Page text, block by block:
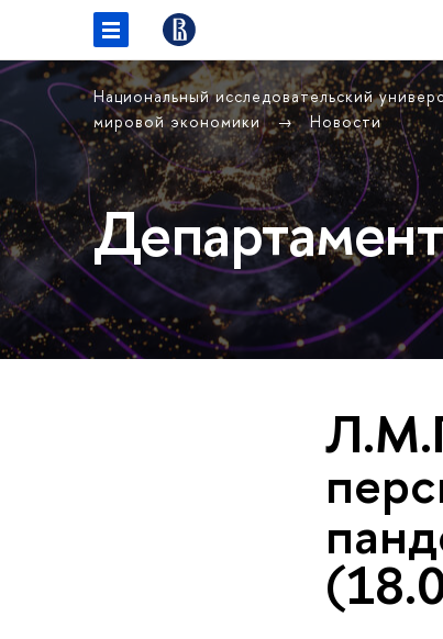
Национальный исследовательский
мировой экономики
Новости